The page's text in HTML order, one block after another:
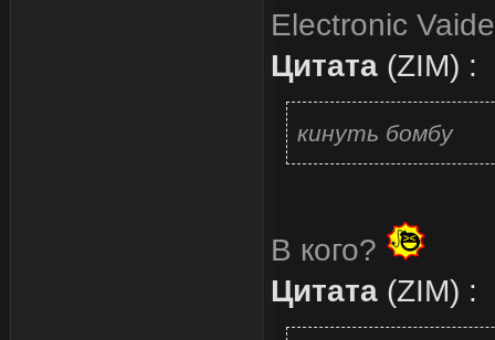
Electronic
Цитата (ZIM) :
кинуть бомбу
В кого?
Цитата (ZIM) :